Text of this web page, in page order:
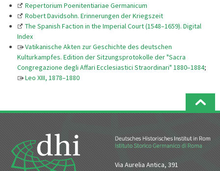
Repertorium Poenitentiariae Germanicum
Robert Davidsohn. Erinnerungen der Kriegszeit
The Spanish Faction in the Imperial Court (1548–1659). Digital
Index
Vatikanische Akten zur Geschichte des deutschen
Kulturkampfes. Edition der Sitzungsprotokolle der "Sacra
Congregazione degli Affari Ecclesiastici Straordinari" 1880–1884;
Leo XIII, 1878–1880
Via Aurelia Antica, 391